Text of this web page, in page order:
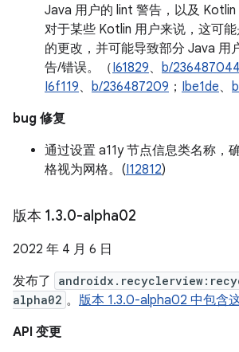
Java 用户的 lint 警告，以及 Kotlin
对于某些 Kotlin 用户来说，这可
的更改，并可能导致部分 Java 用
告/错误。（I61829、 b/236487044
I6f119、 b/236487209 ； Ibe1de、
bug 修复
通过设置 a11y 节点信息类名称，
格视为网格。(I12812)
版本 1.3.0-alpha02
2022 年 4 月 6 日
发布了
alpha02 。 版本 1.3.0-alpha02 中包含
API 变更